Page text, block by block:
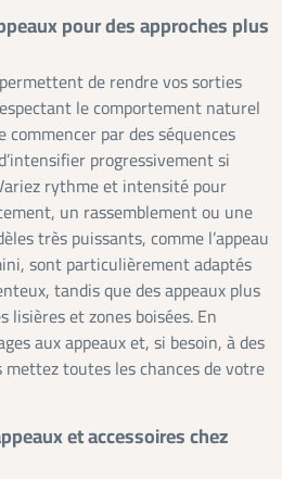
pour des approches plus
de rendre vos sorties
le comportement naturel
commencer par des séquences
progressivement si
rythme et intensité pour
un rassemblement ou une
très puissants, comme l’appeau
sont particulièrement adaptés
tandis que des appeaux plus
lisières et zones boisées. En
aux appeaux et, si besoin, à des
toutes les chances de votre
et accessoires chez